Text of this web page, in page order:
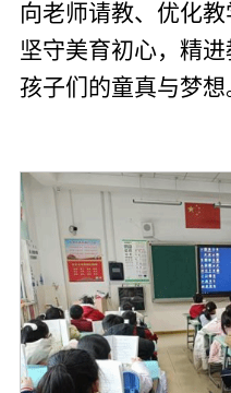
向老师请教、优化
坚守美育初心，精
孩子们的童真与梦想